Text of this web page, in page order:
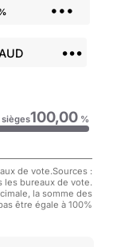
•••
•••
sièges100,00%
de vote.Sources :
les bureaux de vote.
la somme des
être égale à 100%